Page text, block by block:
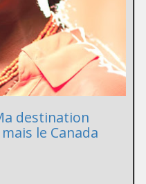
destination
le Canada